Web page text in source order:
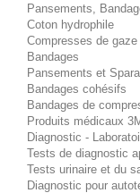
Pansements,
Coton hydrophile
Compresses de
Bandages
Pansements et
Bandages cohésifs
Bandages de
Produits médicaux
Diagnostic -
Tests de diagnostic
Tests urinaire et du
Diagnostic pour